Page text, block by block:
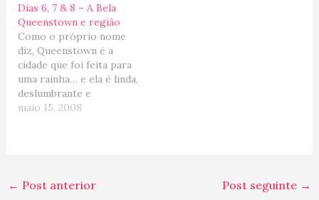
Rorotua (a menina dos
olhos da Ilha do Norte)...
Saimos de Auckland e
fizemos um pit-stop em
Waitomo para ver as
"Minhocas
Fuorescente"…
Dias 6, 7 & 8 – A Bela
Queenstown e região
Como o próprio nome
diz, Queenstown é a
cidade que foi feita para
uma rainha… e ela é linda,
deslumbrante e
romântica! Com certeza
montanhas “The
Remarkables”…
maio 15, 2008
← Post anterior Post seguinte →